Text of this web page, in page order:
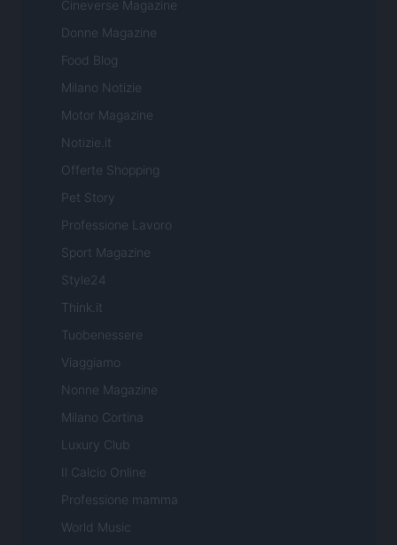
Cineverse Magazine
Donne Magazine
Food Blog
Milano Notizie
Motor Magazine
Notizie.it
Offerte Shopping
Pet Story
Professione Lavoro
Sport Magazine
Style24
Think.it
Tuobenessere
Viaggiamo
Nonne Magazine
Milano Cortina
Luxury Club
Il Calcio Online
Professione mamma
World Music